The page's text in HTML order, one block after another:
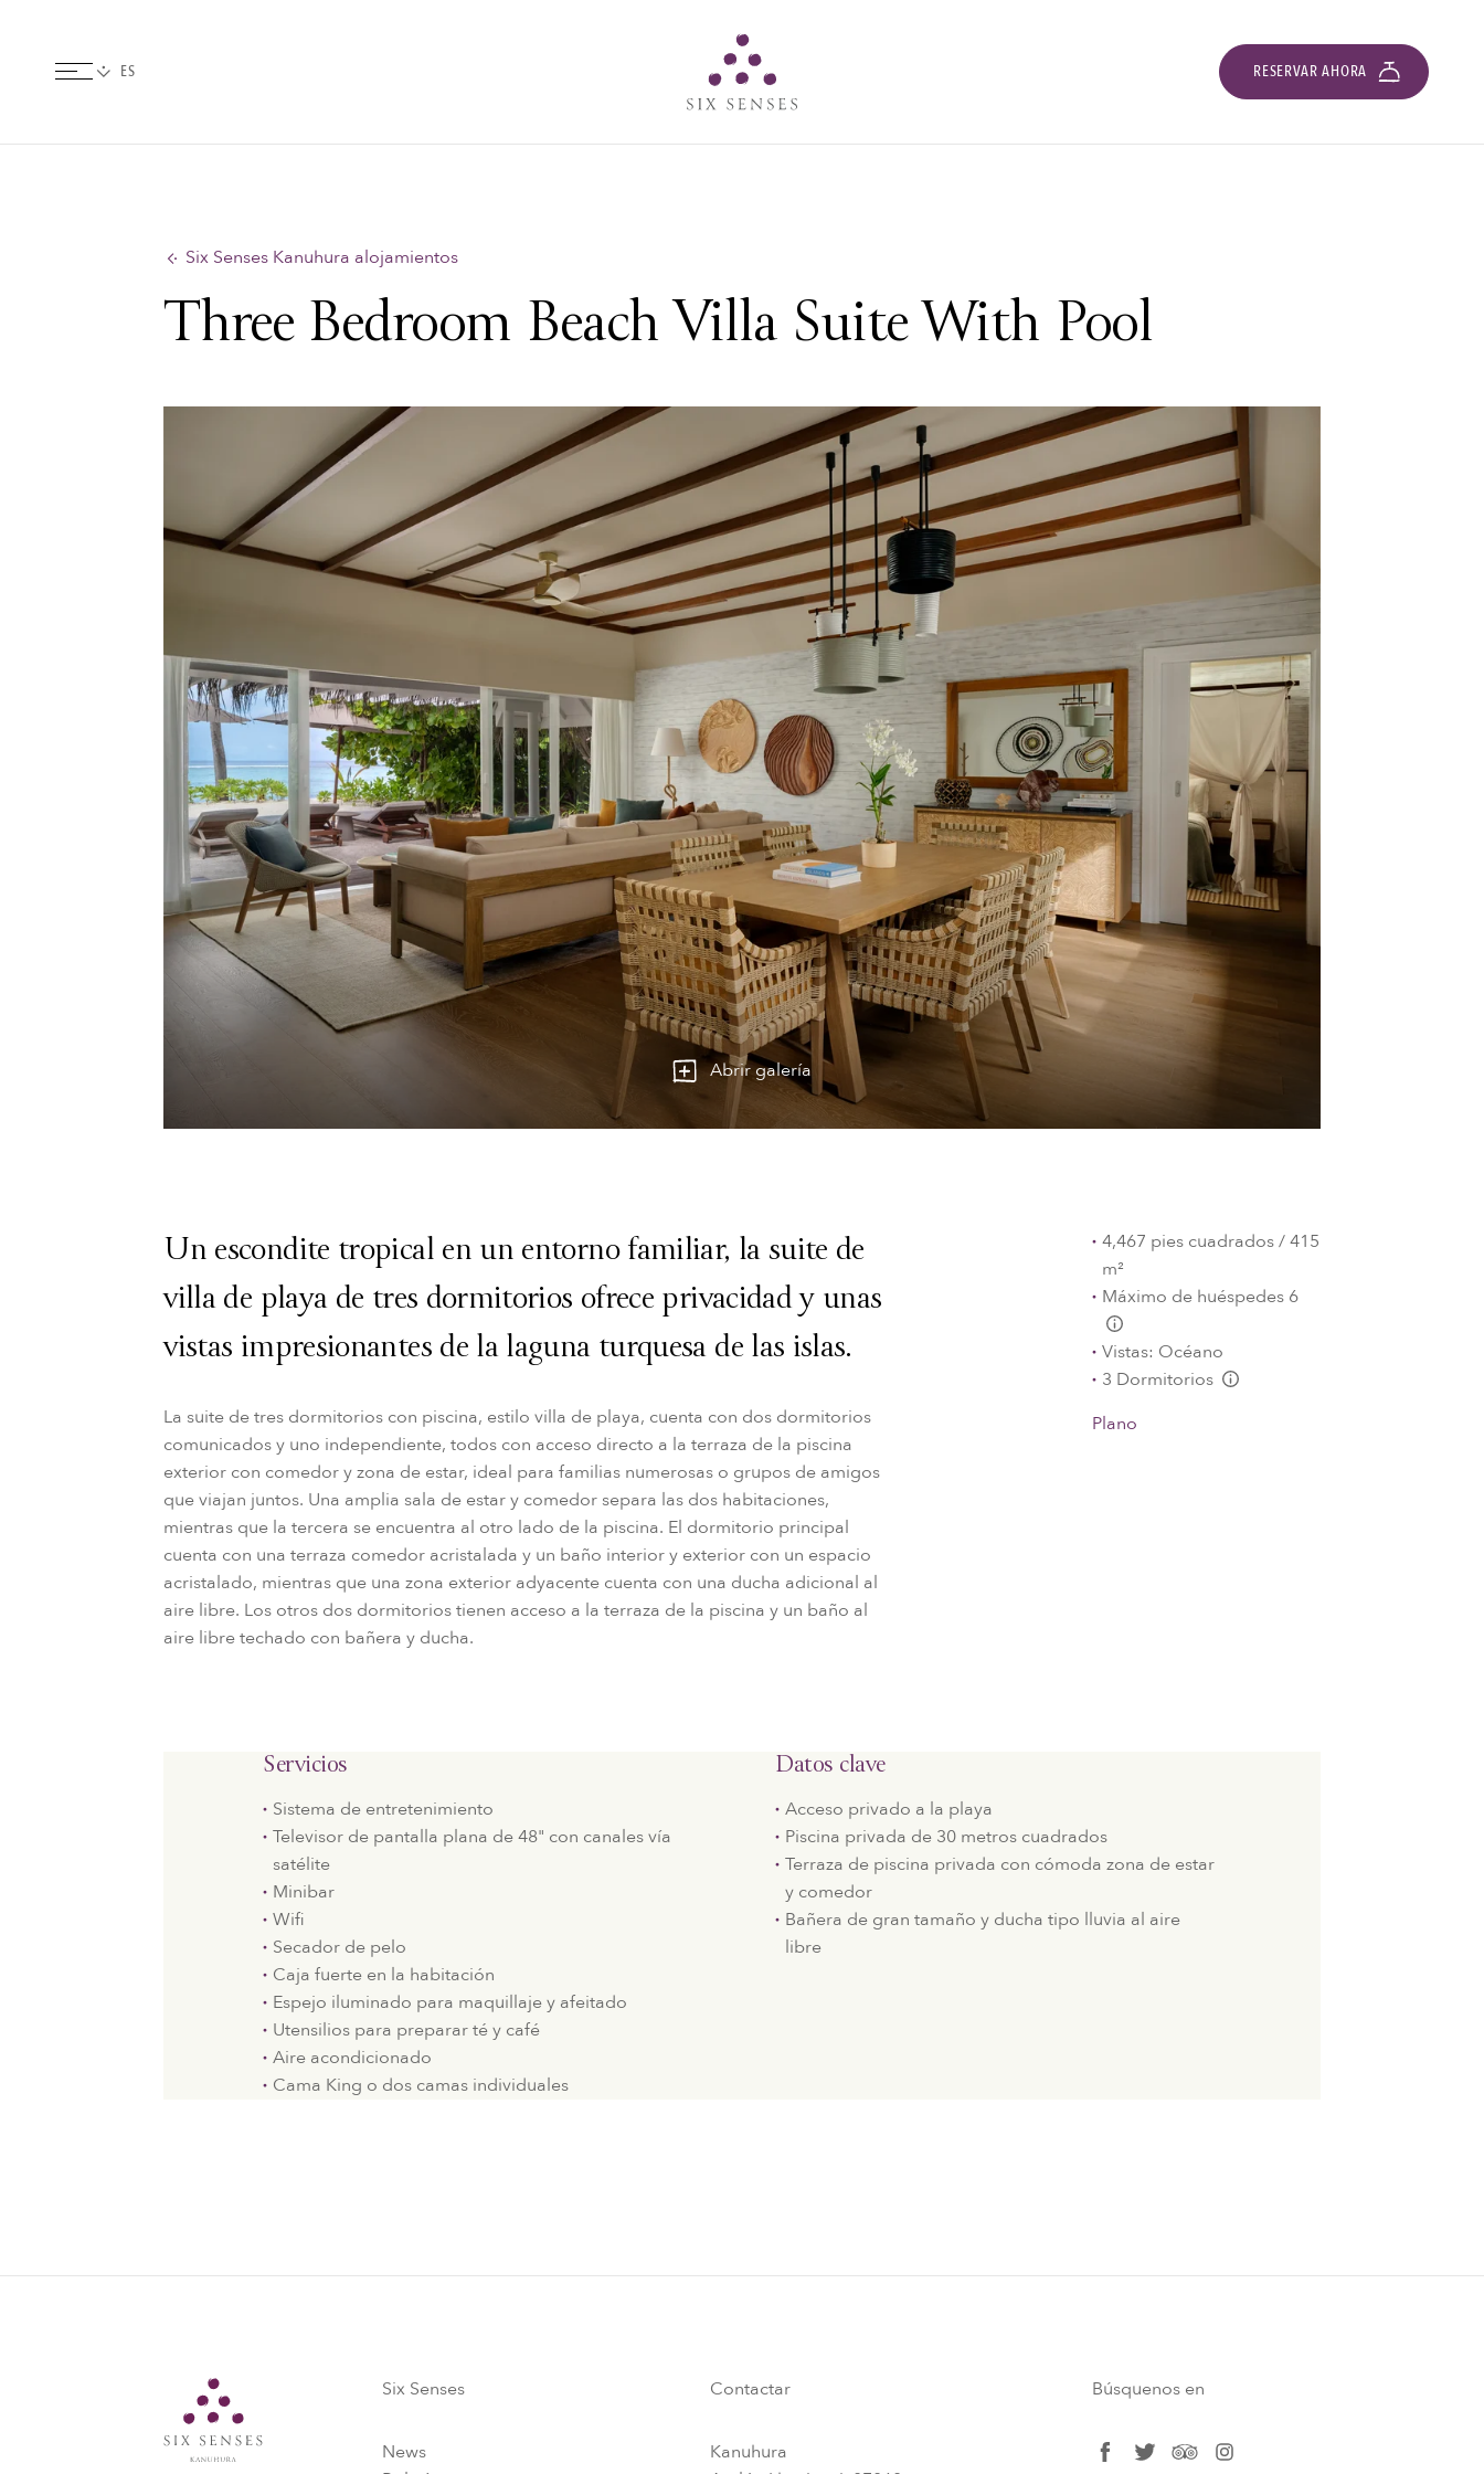
RESERVAR AHORA
Six Senses Kanuhura alojamientos
Three Bedroom Beach Villa Suite With Pool
Abrir galería
Un escondite tropical en un entorno familiar, la suite de
villa de playa de tres dormitorios ofrece privacidad y unas
vistas impresionantes de la laguna turquesa de las islas.
La suite de tres dormitorios con piscina, estilo villa de playa, cuenta con dos dormitorios
comunicados y uno independiente, todos con acceso directo a la terraza de la piscina
exterior con comedor y zona de estar, ideal para familias numerosas o grupos de amigos
que viajan juntos. Una amplia sala de estar y comedor separa las dos habitaciones,
mientras que la tercera se encuentra al otro lado de la piscina. El dormitorio principal
cuenta con una terraza comedor acristalada y un baño interior y exterior con un espacio
acristalado, mientras que una zona exterior adyacente cuenta con una ducha adicional al
aire libre. Los otros dos dormitorios tienen acceso a la terraza de la piscina y un baño al
aire libre techado con bañera y ducha.
4,467 pies cuadrados / 415
m²
Máximo de huéspedes 6
L:Generic.Info
Vistas: Océano
3 Dormitorios
L:Generic.Info
Plano
Servicios
Sistema de entretenimiento
Televisor de pantalla plana de 48" con canales vía
satélite
Minibar
Wifi
Secador de pelo
Caja fuerte en la habitación
Espejo iluminado para maquillaje y afeitado
Utensilios para preparar té y café
Aire acondicionado
Cama King o dos camas individuales
Datos clave
Acceso privado a la playa
Piscina privada de 30 metros cuadrados
Terraza de piscina privada con cómoda zona de estar
y comedor
Bañera de gran tamaño y ducha tipo lluvia al aire
libre
Six Senses
News
Contactar
Kanuhura
Búsquenos en
facebook
twittertripadvisor